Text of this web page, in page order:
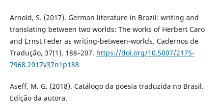
Arnold, S. (2017). German literature in Brazil: writing and
translating between two worlds: The works of Herbert Caro
and Ernst Feder as writing-between-worlds. Cadernos de
Tradução, 37(1), 188–207. https://doi.org/10.5007/2175-
7968.2017v37n1p188
Aseff, M. G. (2018). Catálogo da poesia traduzida no Brasil.
Edição da autora.